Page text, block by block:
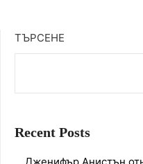
ТЪРСЕНЕ
Recent Posts